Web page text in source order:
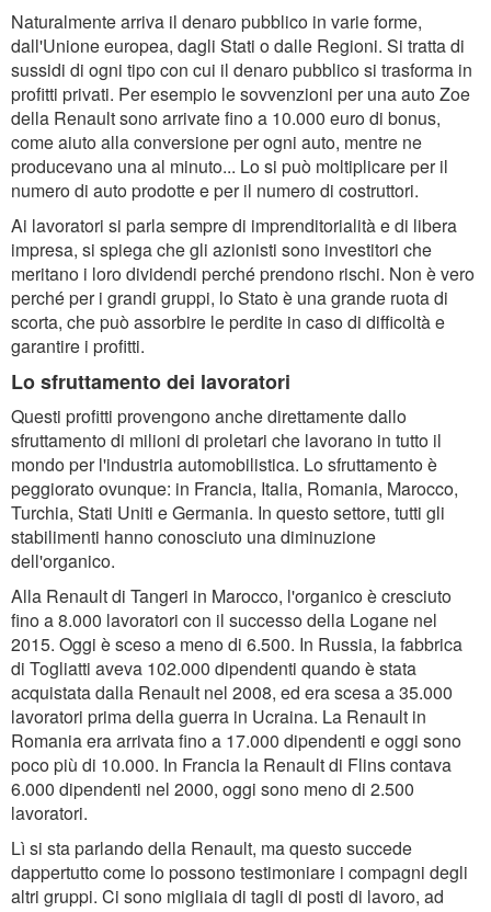
Naturalmente arriva il denaro pubblico in varie forme,
dall'Unione europea, dagli Stati o dalle Regioni. Si tratta di
sussidi di ogni tipo con cui il denaro pubblico si trasforma in
profitti privati. Per esempio le sovvenzioni per una auto Zoe
della Renault sono arrivate fino a 10.000 euro di bonus,
come aiuto alla conversione per ogni auto, mentre ne
producevano una al minuto... Lo si può moltiplicare per il
numero di auto prodotte e per il numero di costruttori.
Ai lavoratori si parla sempre di imprenditorialità e di libera
impresa, si spiega che gli azionisti sono investitori che
meritano i loro dividendi perché prendono rischi. Non è vero
perché per i grandi gruppi, lo Stato è una grande ruota di
scorta, che può assorbire le perdite in caso di difficoltà e
garantire i profitti.
Lo sfruttamento dei lavoratori
Questi profitti provengono anche direttamente dallo
sfruttamento di milioni di proletari che lavorano in tutto il
mondo per l'industria automobilistica. Lo sfruttamento è
peggiorato ovunque: in Francia, Italia, Romania, Marocco,
Turchia, Stati Uniti e Germania. In questo settore, tutti gli
stabilimenti hanno conosciuto una diminuzione
dell'organico.
Alla Renault di Tangeri in Marocco, l'organico è cresciuto
fino a 8.000 lavoratori con il successo della Logane nel
2015. Oggi è sceso a meno di 6.500. In Russia, la fabbrica
di Togliatti aveva 102.000 dipendenti quando è stata
acquistata dalla Renault nel 2008, ed era scesa a 35.000
lavoratori prima della guerra in Ucraina. La Renault in
Romania era arrivata fino a 17.000 dipendenti e oggi sono
poco più di 10.000. In Francia la Renault di Flins contava
6.000 dipendenti nel 2000, oggi sono meno di 2.500
lavoratori.
Lì si sta parlando della Renault, ma questo succede
dappertutto come lo possono testimoniare i compagni degli
altri gruppi. Ci sono migliaia di tagli di posti di lavoro, ad